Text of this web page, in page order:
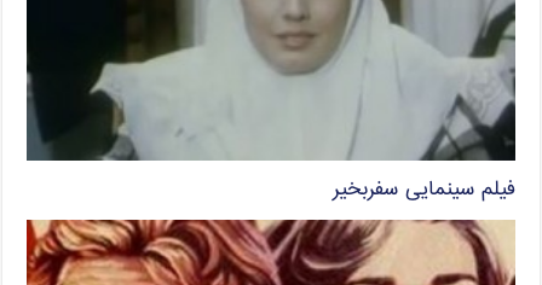
فیلم سینمایی سفربخیر